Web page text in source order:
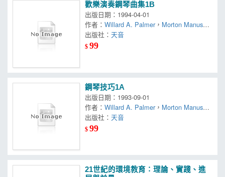
歡樂演奏鋼琴曲集1B
出版日期：1994-04-01
作者：Willard A. Palmer ， Morton Manus，
Amanda Vick Lethco
出版社：
$99
鋼琴技巧1A
出版日期：1993-09-01
作者：Willard A. Palmer ， Morton Manus，
Amanda Vick Lethco
出版社：
$99
21世紀的環境教育∶理論、實踐、進